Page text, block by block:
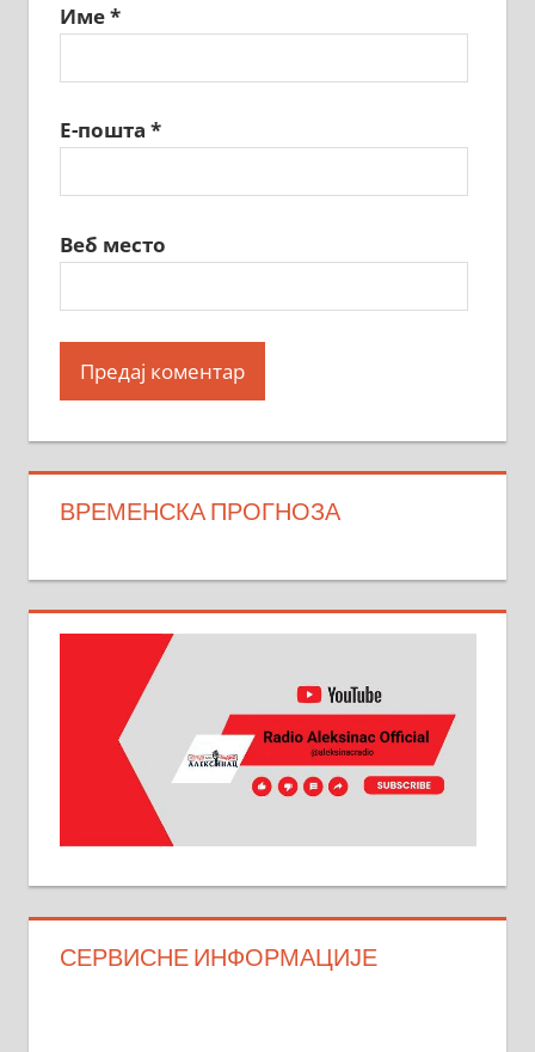
Име*
Е-пошта *
Веб место
ВРЕМЕНСКА ПРОГНОЗА
СЕРВИСНЕ ИНФОРМАЦИЈЕ